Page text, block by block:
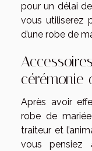
pour un délai
vous utiliserez
d’une robe de
cérémonie
Après avoir
robe de
traiteur et
vous pensiez